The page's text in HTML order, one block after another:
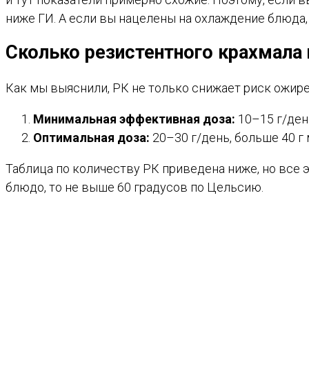
ниже ГИ. А если вы нацелены на охлаждение блюда,
Сколько резистентного
Как мы выяснили, РК не только снижает риск
Минимальная эффективная доза: 10–15 г/
Оптимальная доза: 20–30 г/день, больше 40
Таблица по количеству РК приведена ниже, но все
блюдо, то не выше 60 градусов по Цельсию.